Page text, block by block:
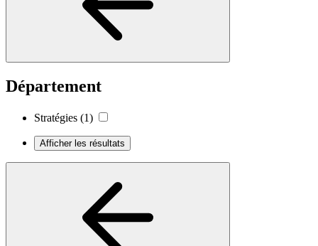
Département
Stratégies (1)
Afficher les résultats